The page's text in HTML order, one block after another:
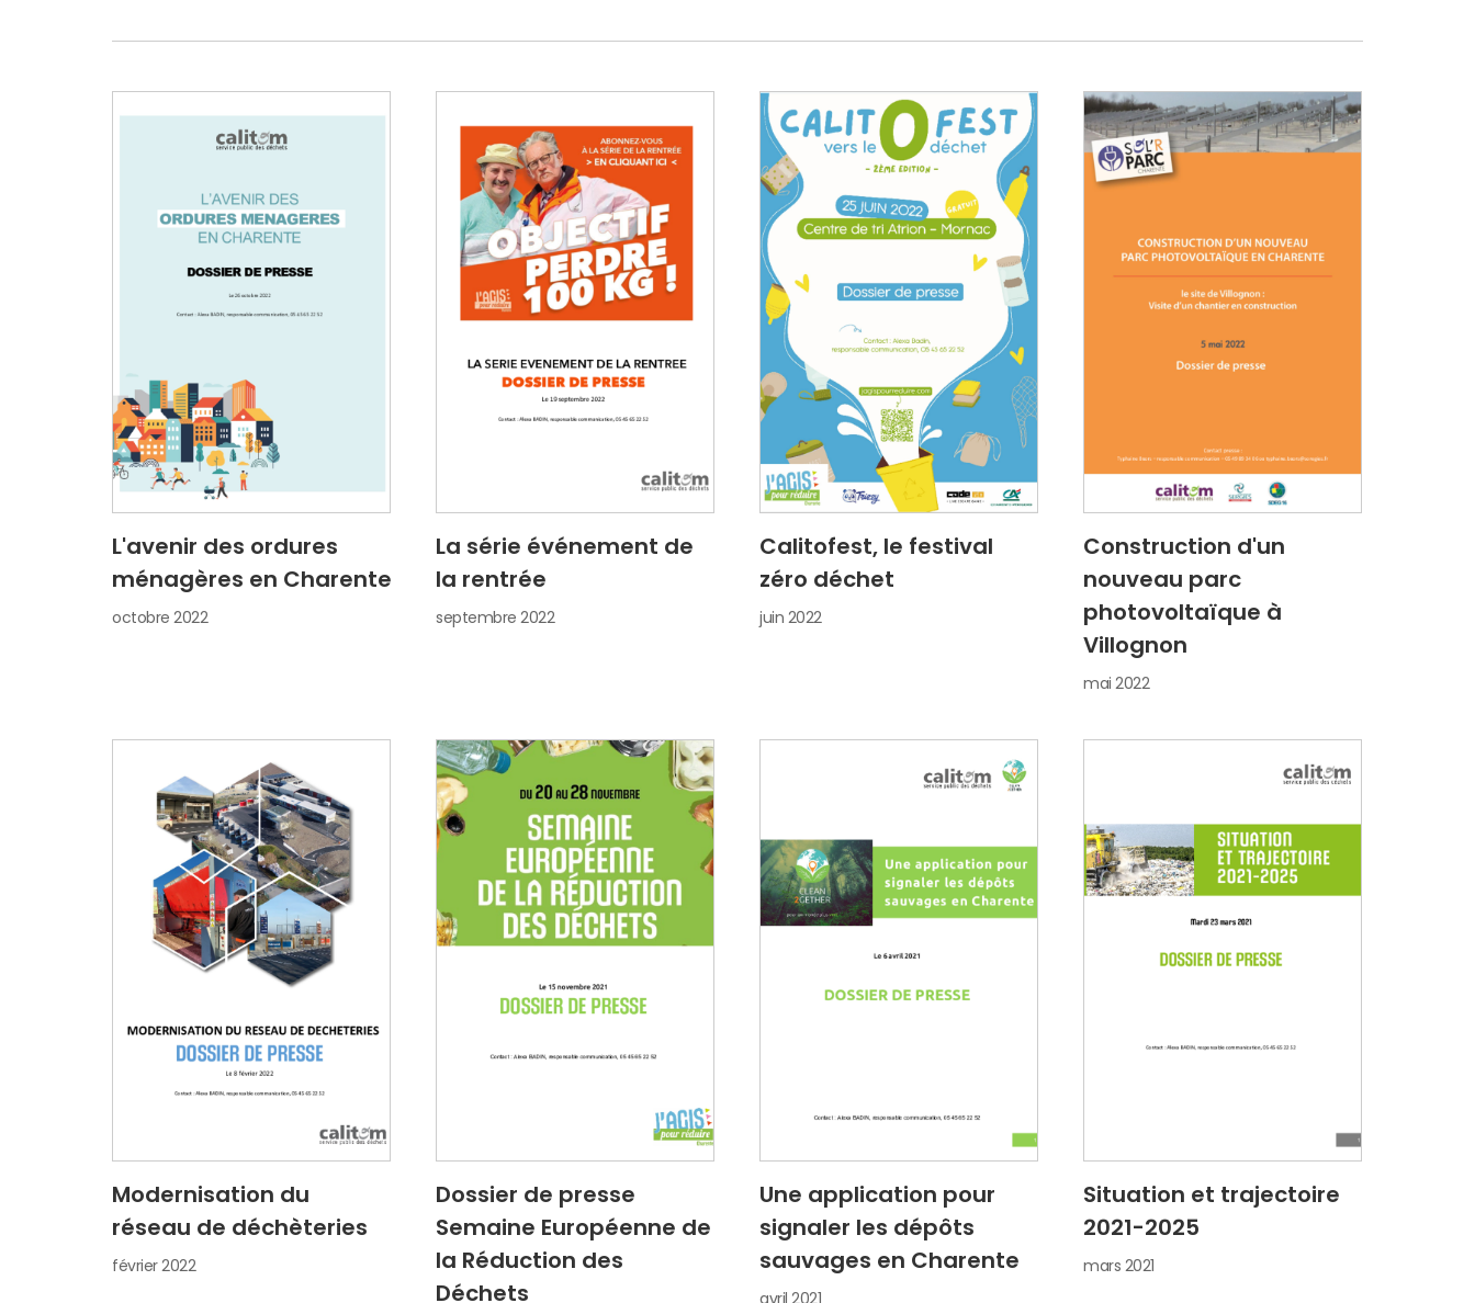
L'avenir des ordures
ménagères en Charente
octobre 2022
La série événement de
la rentrée
septembre 2022
Calitofest, le festival
zéro déchet
juin 2022
Construction d'un
nouveau parc
photovoltaïque à
Villognon
mai 2022
Modernisation du
réseau de déchèteries
février 2022
Dossier de presse
Semaine Européenne de
la Réduction des
Déchets
Une application pour
signaler les dépôts
sauvages en Charente
avril 2021
Situation et trajectoire
2021-2025
mars 2021